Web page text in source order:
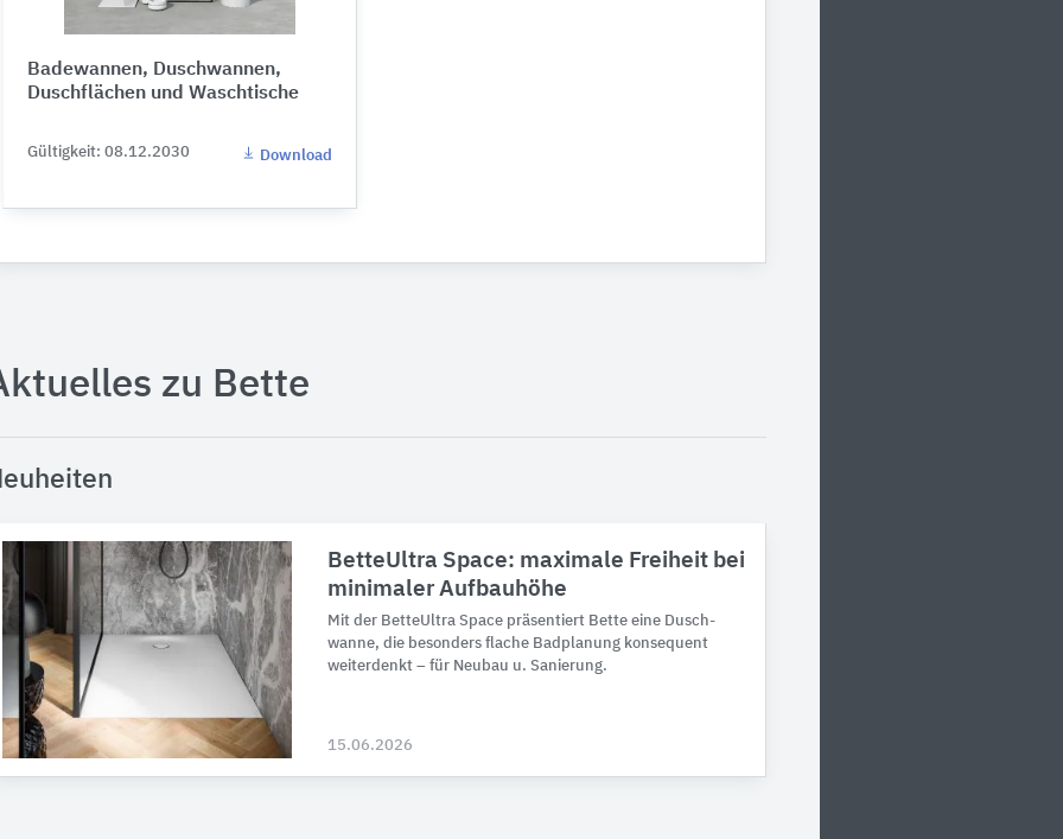
Badewannen, Duschwannen,
Duschflächen und Waschtische
Gültigkeit: 08.12.2030 Download
zu Bette
BetteUltra Space: maximale Freiheit bei
minimaler Aufbauhöhe
Mit der BetteUltra Space prä­sen­tiert Bette eine Dusch­
wanne, die be­son­ders flache Bad­pla­nung kon­sequent
weiter­denkt – für Neu­bau u. Sanie­rung.
15.06.2026